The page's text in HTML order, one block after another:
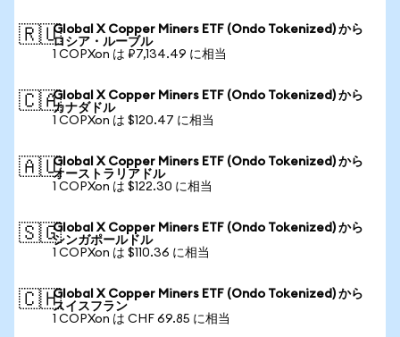
🇷🇺Global X Copper Miners ETF (Ondo Tokenized) から
ロシア・ルーブル
1 COPXon は ₽7,134.49 に相当
🇨🇦Global X Copper Miners ETF (Ondo Tokenized) から
カナダドル
1 COPXon は $120.47 に相当
🇦🇺Global X Copper Miners ETF (Ondo Tokenized) から
オーストラリアドル
1 COPXon は $122.30 に相当
🇸🇬Global X Copper Miners ETF (Ondo Tokenized) から
シンガポールドル
1 COPXon は $110.36 に相当
🇨🇭Global X Copper Miners ETF (Ondo Tokenized) から
スイスフラン
1 COPXon は CHF 69.85 に相当